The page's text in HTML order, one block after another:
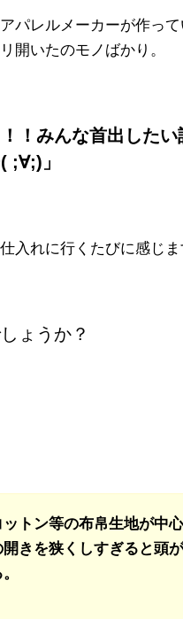
パレルメーカーが作っ
開いたのモノばかり。
！みんな首出したい
;∀;)」
入れに行くたびに感じま
ょうか？
ットン等の布帛生地が中
きを狭くしすぎると頭